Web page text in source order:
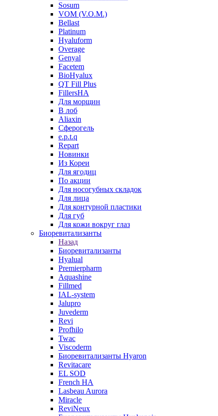
Sosum
VOM (V.O.M.)
Bellast
Platinum
Hyaluform
Overage
Genyal
Facetem
BioHyalux
QT Fill Plus
FillersHA
Для морщин
В лоб
Aliaxin
Сферогель
e.p.t.q
Repart
Новинки
Из Кореи
Для ягодиц
По акции
Для носогубных складок
Для лица
Для контурной пластики
Для губ
Для кожи вокруг глаз
Биоревитализанты
Назад
Биоревитализанты
Hyalual
Premierpharm
Aquashine
Fillmed
IAL-system
Jalupro
Juvederm
Revi
Profhilo
Twac
Viscoderm
Биоревитализанты Hyaron
Revitacare
EL SOD
French HA
Lasbeau Aurora
Miracle
ReviNeux